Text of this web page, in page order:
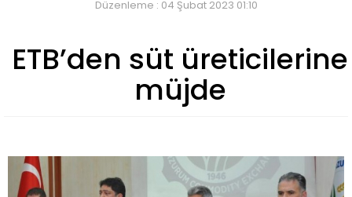
Düzenleme : 04 Şubat 2023 01:10
ETB’den süt üreticilerine
müjde